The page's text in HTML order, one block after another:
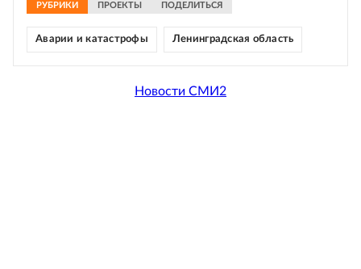
РУБРИКИ ПРОЕКТЫ ПОДЕЛИТЬСЯ
Аварии и катастрофы Ленинградская область
Новости СМИ2